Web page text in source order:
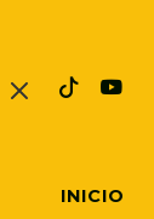
INICIO